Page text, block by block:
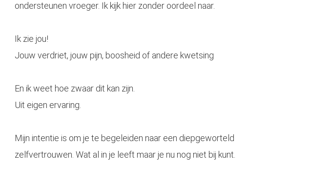
ondersteunen vroeger. Ik kijk hier zonder oordeel naar.
Ik zie jou!
Jouw verdriet, jouw pijn, boosheid of andere kwetsing
En ik weet hoe zwaar dit kan zijn.
Uit eigen ervaring.
Mijn intentie is om je te begeleiden naar een diepgeworteld
zelfvertrouwen. Wat al in je leeft maar je nu nog niet bij kunt.